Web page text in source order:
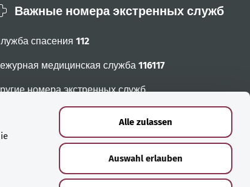
Alle zulassen
Auswahl erlauben
Важные номера экстренных служб
спасения 112
медицинская служба 116117
номера экстренных служб